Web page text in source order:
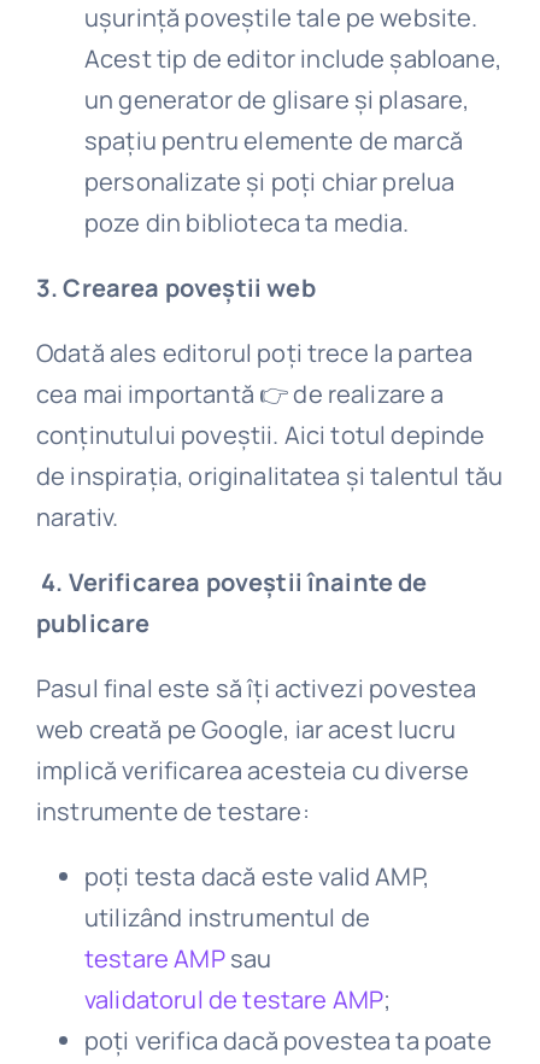
ușurință poveștile tale pe website.
Acest tip de editor include șabloane,
un generator de glisare și plasare,
spațiu pentru elemente de marcă
personalizate și poți chiar prelua
poze din biblioteca ta media.
3. Crearea poveștii web
Odată ales editorul poți trece la partea
cea mai importantă 👉 de realizare a
conținutului poveștii. Aici totul depinde
de inspirația, originalitatea și talentul tău
narativ.
4. Verificarea poveștii înainte de
publicare
Pasul final este să îți activezi povestea
web creată pe Google, iar acest lucru
implică verificarea acesteia cu diverse
instrumente de testare:
poți testa dacă este valid AMP,
utilizând instrumentul de
testare AMPsau
validatorul de testare AMP;
poți verifica dacă povestea ta poate